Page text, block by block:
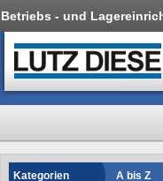
Betriebs - und
Kategorien
A bis Z